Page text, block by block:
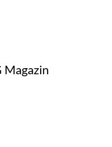
Magazin